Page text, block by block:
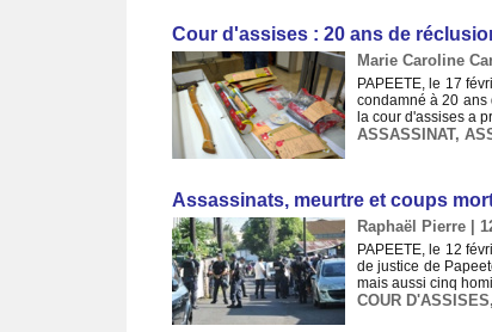
Cour d'assises : 20 ans de
Marie Caroline
PAPEETE, le 17
condamné à 20 ans
la cour d'assises a
ASSASSINAT,
Assassinats, meurtre et coups
Raphaël Pierre |
PAPEETE, le 12
de justice de
mais aussi cinq
COUR D'ASSISES,